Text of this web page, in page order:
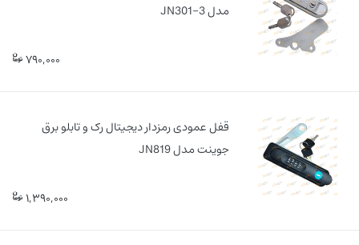
مدل JN301-3
790,000
قفل عمودی رمزدار دیجیتال رک و تابلو برق
جوینت مدل JN819
1,390,000